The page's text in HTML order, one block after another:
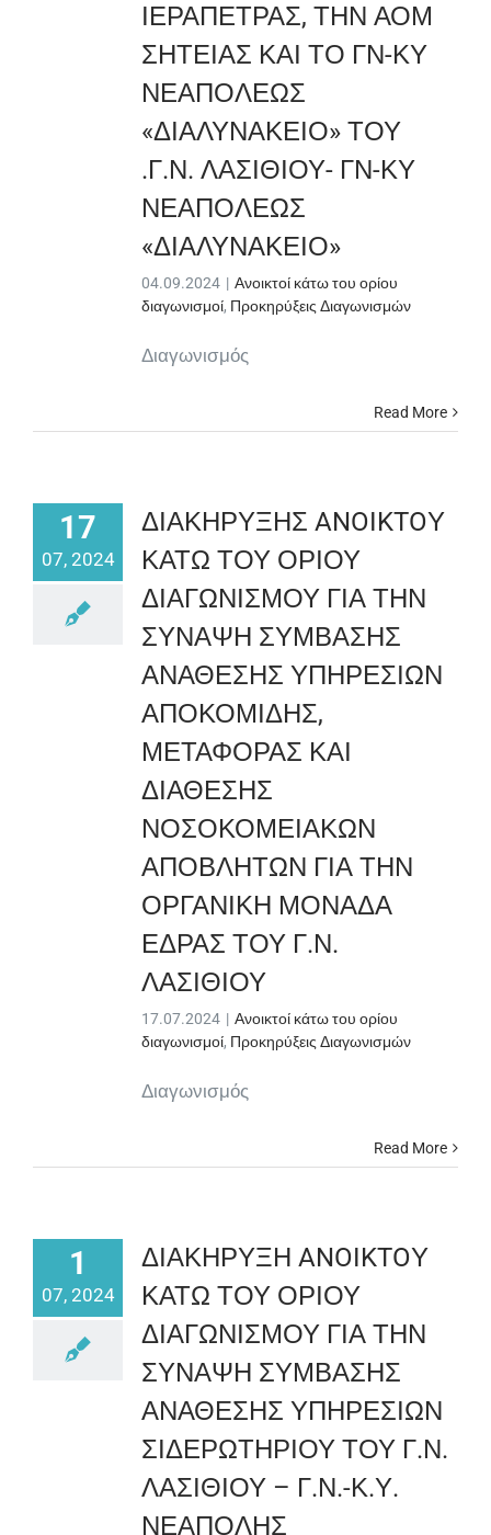
ΙΕΡΑΠΕΤΡΑΣ, ΤΗΝ ΑΟΜ
ΣΗΤΕΙΑΣ ΚΑΙ ΤΟ ΓΝ-ΚΥ
ΝΕΑΠΟΛΕΩΣ
«ΔΙΑΛΥΝΑΚΕΙΟ» ΤΟΥ
.Γ.Ν. ΛΑΣΙΘΙΟΥ- ΓΝ-ΚΥ
ΝΕΑΠΟΛΕΩΣ
«ΔΙΑΛΥΝΑΚΕΙΟ»
04.09.2024 | Ανοικτοί κάτω του ορίου
διαγωνισμοί, Προκηρύξεις Διαγωνισμών
Διαγωνισμός
Read More
17
07, 2024
ΔΙΑΚΗΡΥΞΗΣ ANOIKTOΥ
ΚΑΤΩ ΤΟΥ ΟΡΙΟΥ
ΔΙΑΓΩΝΙΣΜΟΥ ΓΙΑ ΤΗΝ
ΣΥΝΑΨΗ ΣΥΜΒΑΣΗΣ
ΑΝΑΘΕΣΗΣ ΥΠΗΡΕΣΙΩΝ
ΑΠΟΚΟΜΙΔΗΣ,
ΜΕΤΑΦΟΡΑΣ ΚΑΙ
ΔΙΑΘΕΣΗΣ
ΝΟΣΟΚΟΜΕΙΑΚΩΝ
ΑΠΟΒΛΗΤΩΝ ΓΙΑ ΤΗΝ
ΟΡΓΑΝΙΚΗ ΜΟΝΑΔΑ
ΕΔΡΑΣ ΤΟΥ Γ.Ν.
ΛΑΣΙΘΙΟΥ
17.07.2024 | Ανοικτοί κάτω του ορίου
διαγωνισμοί, Προκηρύξεις Διαγωνισμών
Διαγωνισμός
Read More
1
07, 2024
ΔΙΑΚΗΡΥΞΗ ANOIKTOΥ
ΚΑΤΩ ΤΟΥ ΟΡΙΟΥ
ΔΙΑΓΩΝΙΣΜΟΥ ΓΙΑ ΤΗΝ
ΣΥΝΑΨΗ ΣΥΜΒΑΣΗΣ
ΑΝΑΘΕΣΗΣ ΥΠΗΡΕΣΙΩΝ
ΣΙΔΕΡΩΤΗΡΙΟΥ ΤΟΥ Γ.Ν.
ΛΑΣΙΘΙΟΥ – Γ.Ν.-Κ.Υ.
ΝΕΑΠΟΛΗΣ